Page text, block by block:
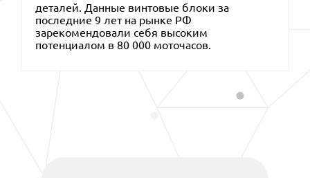
деталей. Данные винтовые блоки за
последние 9 лет на рынке РФ
зарекомендовали себя высоким
потенциалом в 80 000 моточасов.